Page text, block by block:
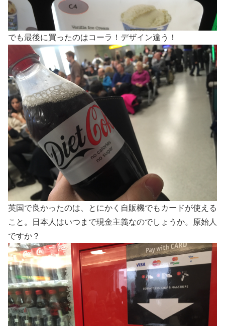
でも最後に買ったのはコーラ！デザイン違う！
英国で良かったのは、とにかく自販機でもカードが使える
こと。日本人はいつまで現金主義なのでしょうか。原始人
ですか？